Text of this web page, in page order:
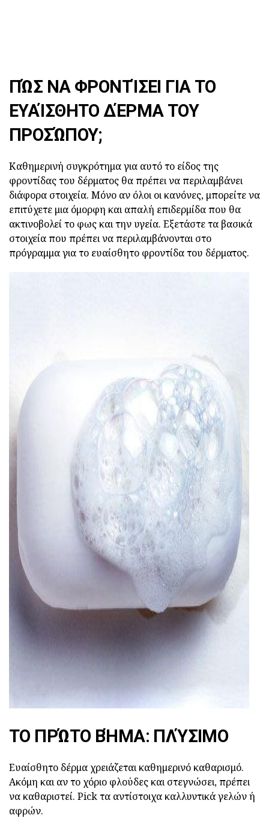
ΠΏΣ ΝΑ ΦΡΟΝΤΊΣΕΙ ΓΙΑ ΤΟ
ΕΥΑΊΣΘΗΤΟ ΔΈΡΜΑ ΤΟΥ
ΠΡΟΣΏΠΟΥ;
Καθημερινή συγκρότημα για αυτό το είδος της
φροντίδας του δέρματος θα πρέπει να περιλαμβάνει
διάφορα στοιχεία. Μόνο αν όλοι οι κανόνες, μπορείτε να
επιτύχετε μια όμορφη και απαλή επιδερμίδα που θα
ακτινοβολεί το φως και την υγεία. Εξετάστε τα βασικά
στοιχεία που πρέπει να περιλαμβάνονται στο
πρόγραμμα για το ευαίσθητο φροντίδα του δέρματος.
ad
ΤΟ ΠΡΏΤΟ ΒΉΜΑ: ΠΛΎΣΙΜΟ
Ευαίσθητο δέρμα χρειάζεται καθημερινό καθαρισμό.
Ακόμη και αν το χόριο φλούδες και στεγνώσει, πρέπει
να καθαριστεί. Pick τα αντίστοιχα καλλυντικά γελών ή
αφρών.